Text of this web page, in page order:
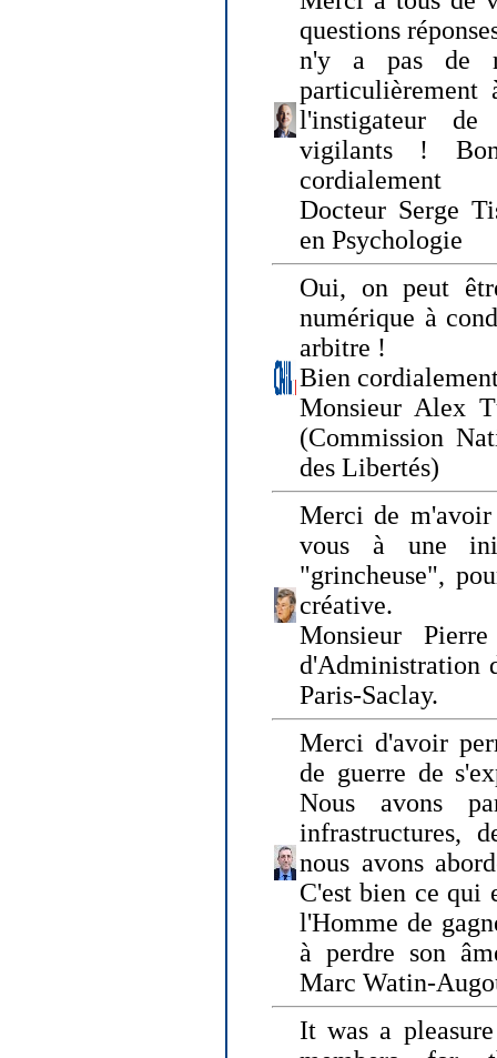
questions
n'y a pas de
l'instigateur de
vigilants !
cordialement
Docteur Serge
en Psychologie
Oui, on peut
numérique à
arbitre !
Bien
Monsieur Alex
(Commission
des Libertés)
Merci de
vous à une
"grincheuse",
créative.
Monsieur
d'Administration
Paris-Saclay.
Merci d'avoir
de guerre de
Nous avons
infrastructures,
nous avons
C'est bien ce qui
l'Homme de
à perdre son
Marc Watin-
It was a